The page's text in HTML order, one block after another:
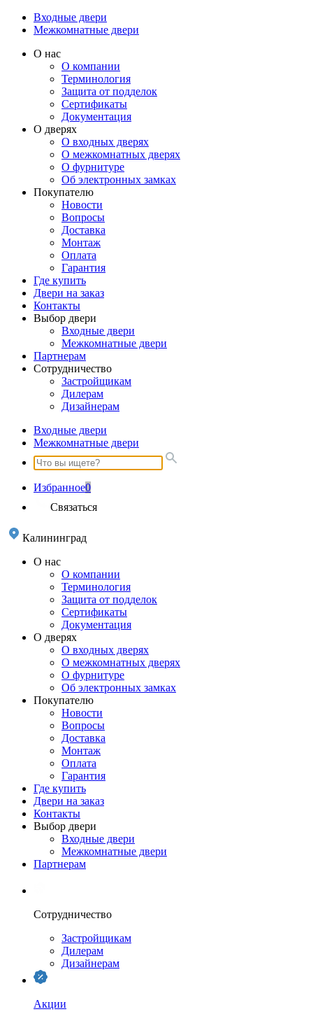
Входные двери
Межкомнатные двери
О нас
О компании
Терминология
Защита от подделок
Сертификаты
Документация
О дверях
О входных дверях
О межкомнатных дверях
О фурнитуре
Об электронных замках
Покупателю
Новости
Вопросы
Доставка
Монтаж
Оплата
Гарантия
Где купить
Двери на заказ
Контакты
Выбор двери
Входные двери
Межкомнатные двери
Партнерам
Сотрудничество
Застройщикам
Дилерам
Дизайнерам
Входные двери
Межкомнатные двери
Избранное0
Связаться
Калининград
О нас
О компании
Терминология
Защита от подделок
Сертификаты
Документация
О дверях
О входных дверях
О межкомнатных дверях
О фурнитуре
Об электронных замках
Покупателю
Новости
Вопросы
Доставка
Монтаж
Оплата
Гарантия
Где купить
Двери на заказ
Контакты
Выбор двери
Входные двери
Межкомнатные двери
Партнерам
Сотрудничество
Застройщикам
Дилерам
Дизайнерам
Акции